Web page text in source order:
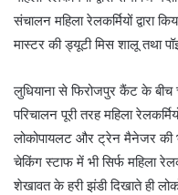
संचालन महिला रेलकर्मियों द्वारा
मास्टर की ड्यूटी मिस शालू तथा
लुधियाना से फिरोजपुर कैंट के
परिचालन पूरी तरह महिला
लोकोपायलट और ट्रेन मैनेजर की
चेकिंग स्टाफ में भी सिर्फ महिला
शेखावत के हरी झंडी दिखाते ही